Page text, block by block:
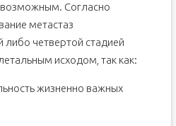
возможным. Согласно
метастаз
либо четвертой стадией
исходом, так как:
жизненно важных